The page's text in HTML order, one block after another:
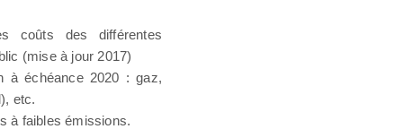
coûts des différentes
(mise à jour 2017)
à échéance 2020 : gaz,
etc.
à faibles émissions.